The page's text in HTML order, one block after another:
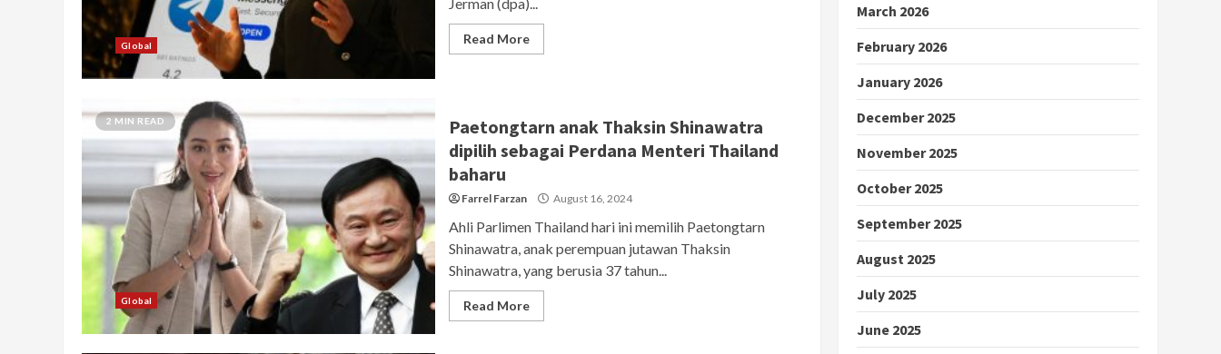
Global Read More
2 MIN READ
Global
Paetongtarn anak Thaksin Shinawatra
dipilih sebagai Perdana Menteri Thailand
baharu
Farrel Farzan August 16, 2024
Ahli Parlimen Thailand hari ini memilih Paetongtarn
Shinawatra, anak perempuan jutawan Thaksin
Shinawatra, yang berusia 37 tahun...
Read More
March 2026
February 2026
January 2026
December 2025
November 2025
October 2025
September 2025
August 2025
July 2025
June 2025